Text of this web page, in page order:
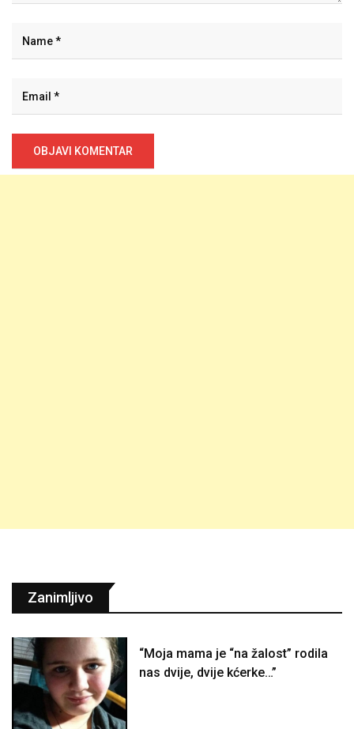
Zanimljivo
“Moja mama je “na žalost” rodila
nas dvije, dvije kćerke…”